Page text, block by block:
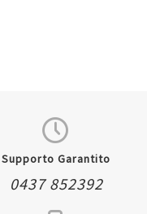
Supporto Garantito
0437 852392